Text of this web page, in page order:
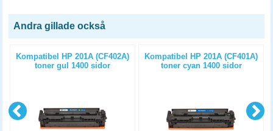
Andra gillade också
Kompatibel HP 201A (CF402A)
toner gul 1400 sidor
Kompatibel HP 201A (CF401A)
toner cyan 1400 sidor